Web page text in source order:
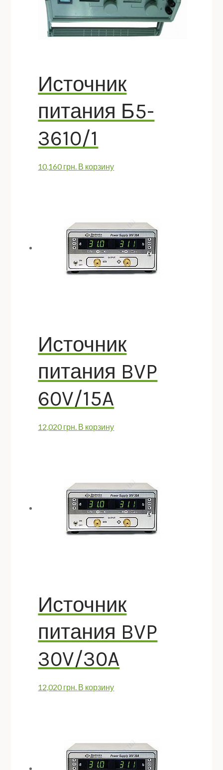
Источник
питания Б5-
3610/1
10,160грн. В корзину
Источник
питания BVP
60V/15A
12,020грн. В корзину
Источник
питания BVP
30V/30A
12,020грн. В корзину